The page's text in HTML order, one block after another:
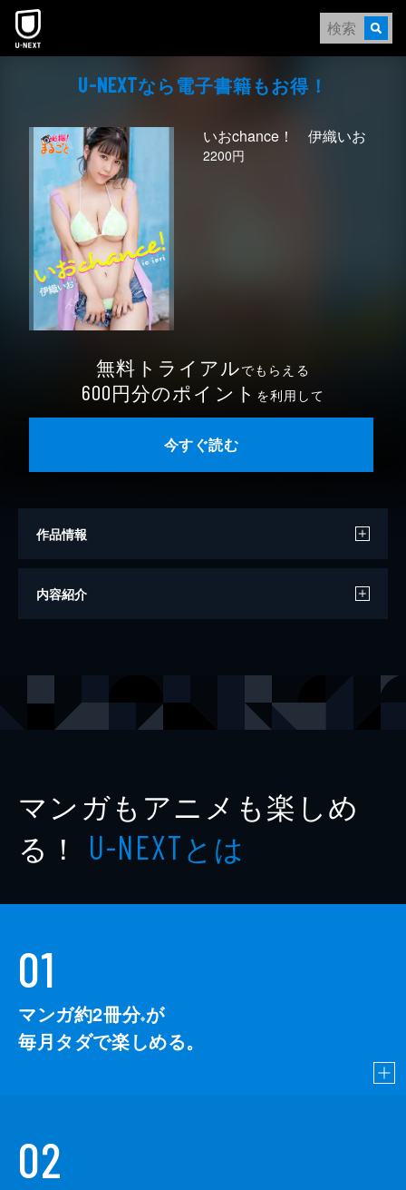
本文へスキップ
U-NEXTなら電⼦書籍もお得！
いおchance！ 伊織いお
2200円
無料トライアルでもらえる
600円分のポイント を利用して
今すぐ読む
作品情報
モデル
内容紹介
マンガもアニメも楽しめ
る！ U-NEXTとは
01
マンガ約2冊分※が
毎月タダで楽しめる。
02